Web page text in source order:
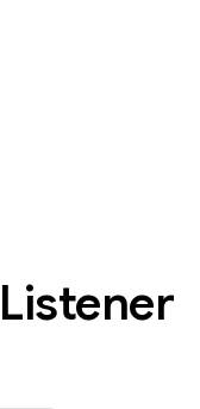
Listener